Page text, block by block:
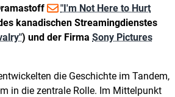
"I'm Not Here to Hurt
kanadischen Streamingdienstes
) und der Firma Sony Pictures
die Geschichte im Tandem,
in die zentrale Rolle. Im Mittelpunkt